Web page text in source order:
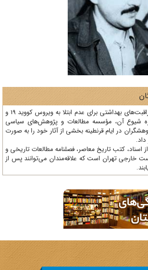
با توجه به نیاز به تداوم مراقبت‌های بهداشتی برای عدم ابتلا به ویروس کووید 19 و
آن، مؤسسه مطالعات و پژوهش‌های سیاسی
در ایام قرنطینه بخشی از آثار خود را به صورت
کتب تاریخ معاصر، فصلنامه‌ مطالعات تاریخی و
خارجی تهران است که علاقه‌مندان می‌توانند پس از